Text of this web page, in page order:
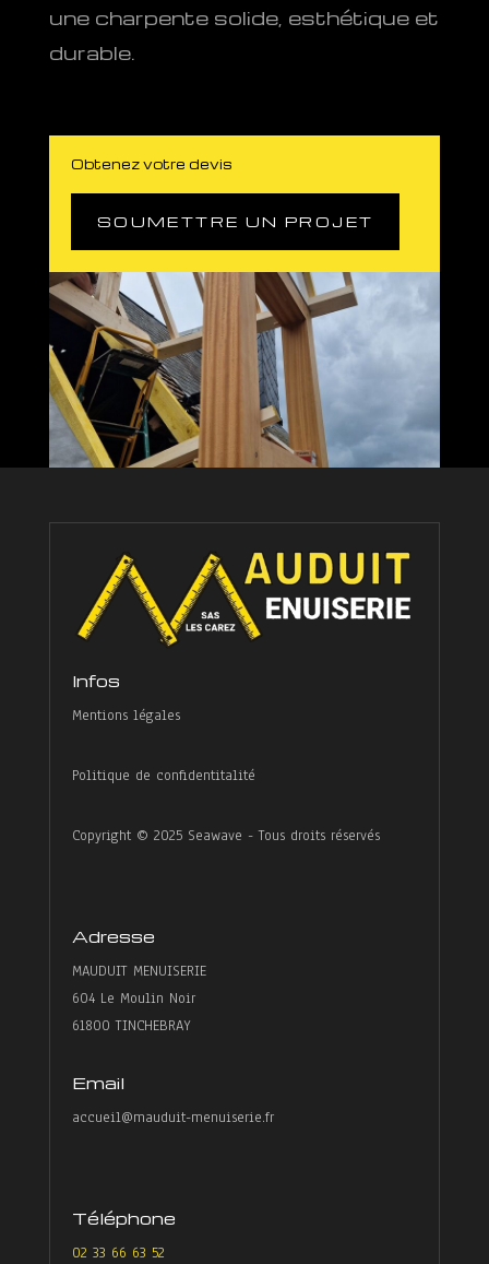
une charpente solide, esthétique et
durable.
Obtenez votre devis
SOUMETTRE UN PROJET
Infos
Mentions légales
Politique de confidentitalité
Copyright © 2025 Seawave - Tous droits réservés
Adresse
MAUDUIT MENUISERIE
604 Le Moulin Noir
61800 TINCHEBRAY
Email
accueil@mauduit-menuiserie.fr
Téléphone
02 33 66 63 52